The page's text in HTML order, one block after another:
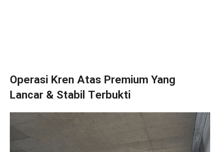
Operasi Kren Atas Premium Yang
Lancar & Stabil Terbukti